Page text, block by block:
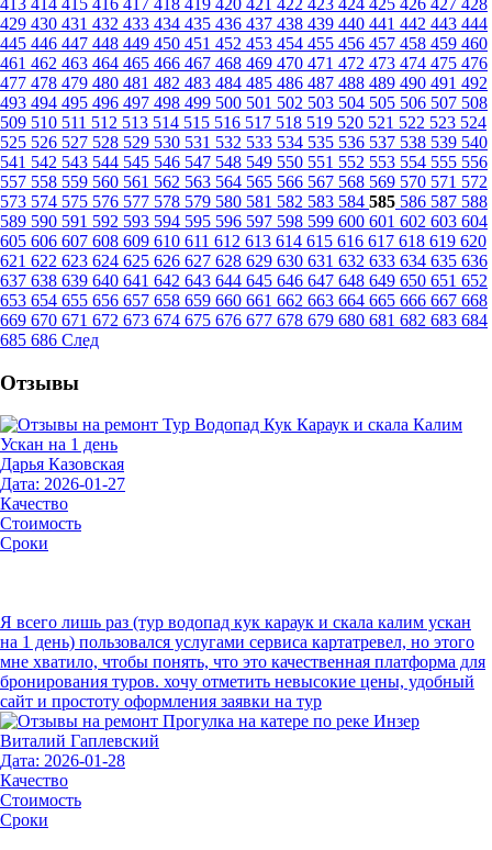
429 430 431 432 433 434 435 436 437 438 439 440 441 442 443 444
445 446 447 448 449 450 451 452 453 454 455 456 457 458 459 460
461 462 463 464 465 466 467 468 469 470 471 472 473 474 475 476
477 478 479 480 481 482 483 484 485 486 487 488 489 490 491 492
493 494 495 496 497 498 499 500 501 502 503 504 505 506 507 508
509 510 511 512 513 514 515 516 517 518 519 520 521 522 523 524
525 526 527 528 529 530 531 532 533 534 535 536 537 538 539 540
541 542 543 544 545 546 547 548 549 550 551 552 553 554 555 556
557 558 559 560 561 562 563 564 565 566 567 568 569 570 571 572
573 574 575 576 577 578 579 580 581 582 583 584 585 586 587 588
589 590 591 592 593 594 595 596 597 598 599 600 601 602 603 604
605 606 607 608 609 610 611 612 613 614 615 616 617 618 619 620
621 622 623 624 625 626 627 628 629 630 631 632 633 634 635 636
637 638 639 640 641 642 643 644 645 646 647 648 649 650 651 652
653 654 655 656 657 658 659 660 661 662 663 664 665 666 667 668
669 670 671 672 673 674 675 676 677 678 679 680 681 682 683 684
685 686 След
Отзывы
Дарья Казовская
Дата: 2026-01-27
Качество
Стоимость
Сроки
Я всего лишь раз (тур водопад кук караук и скала калим ускан
на 1 день) пользовался услугами сервиса картатревел, но этого
мне хватило, чтобы понять, что это качественная платформа для
бронирования туров. хочу отметить невысокие цены, удобный
сайт и простоту оформления заявки на тур
Виталий Гаплевский
Дата: 2026-01-28
Качество
Стоимость
Сроки